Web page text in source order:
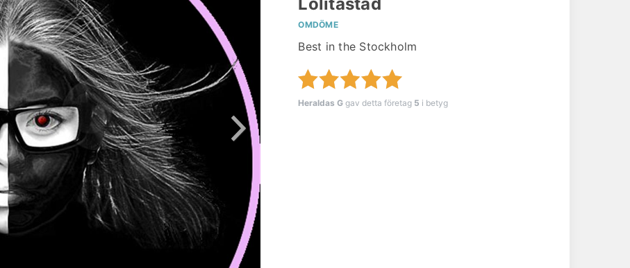
OMDÖME
Best in the Stockholm
Heraldas G gav detta företag 5 i betyg